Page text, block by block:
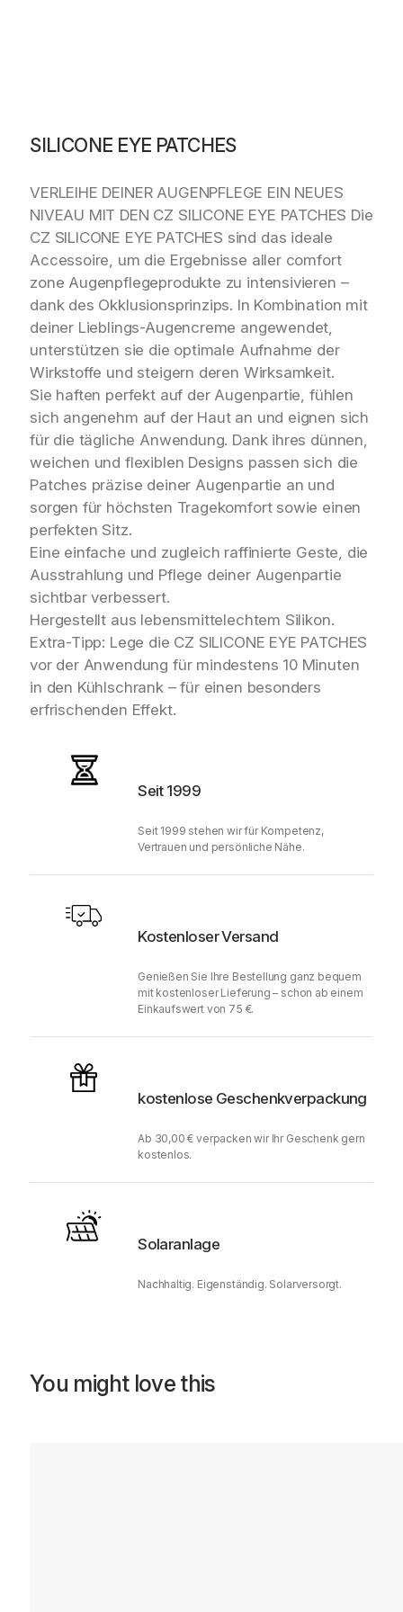
C
O
E
E
Y
E
T
C
H
E
S
–
2
t
ü
c
k
M
e
n
g
SILICONE EYE PATCHES
VERLEIHE DEINER AUGENPFLEGE EIN NEUES
NIVEAU MIT DEN CZ SILICONE EYE PATCHES Die
CZ SILICONE EYE PATCHES sind das ideale
Accessoire, um die Ergebnisse aller comfort
zone Augenpflegeprodukte zu intensivieren –
dank des Okklusionsprinzips. In Kombination mit
deiner Lieblings-Augencreme angewendet,
unterstützen sie die optimale Aufnahme der
Wirkstoffe und steigern deren Wirksamkeit.
Sie haften perfekt auf der Augenpartie, fühlen
sich angenehm auf der Haut an und eignen sich
für die tägliche Anwendung. Dank ihres dünnen,
weichen und flexiblen Designs passen sich die
Patches präzise deiner Augenpartie an und
sorgen für höchsten Tragekomfort sowie einen
perfekten Sitz.
Eine einfache und zugleich raffinierte Geste, die
Ausstrahlung und Pflege deiner Augenpartie
sichtbar verbessert.
Hergestellt aus lebensmittelechtem Silikon.
Extra-Tipp: Lege die CZ SILICONE EYE PATCHES
vor der Anwendung für mindestens 10 Minuten
in den Kühlschrank – für einen besonders
erfrischenden Effekt.
Seit 1999
Seit 1999 stehen wir für Kompetenz,
Vertrauen und persönliche Nähe.
Kostenloser Versand
Genießen Sie Ihre Bestellung ganz bequem
mit kostenloser Lieferung – schon ab einem
Einkaufswert von 75 €.
kostenlose Geschenkverpackung
Ab 30,00 € verpacken wir Ihr Geschenk gern
kostenlos.
Solaranlage
Nachhaltig. Eigenständig. Solarversorgt.
You might love this